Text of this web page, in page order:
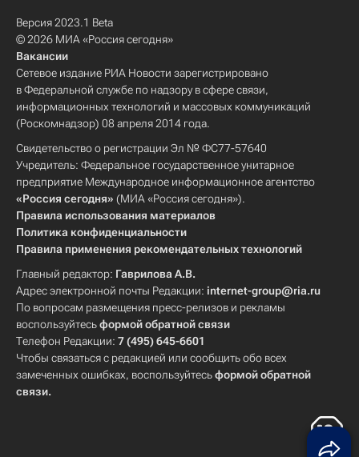
Версия 2023.1 Beta
© 2026 МИА «Россия сегодня»
Вакансии
Сетевое издание РИА Новости зарегистрировано
в Федеральной службе по надзору в сфере связи,
информационных технологий и массовых коммуникаций
(Роскомнадзор) 08 апреля 2014 года.
Свидетельство о регистрации Эл № ФС77-57640
Учредитель: Федеральное государственное унитарное
предприятие Международное информационное агентство
«Россия сегодня» (МИА «Россия сегодня»).
Правила использования материалов
Политика конфиденциальности
Правила применения рекомендательных технологий
Главный редактор: Гаврилова А.В.
Адрес электронной почты Редакции: internet-group@ria.ru
По вопросам размещения пресс-релизов и рекламы
воспользуйтесьформой обратной связи
Телефон Редакции: 7 (495) 645-6601
Чтобы связаться с редакцией или сообщить обо всех
замеченных ошибках, воспользуйтесьформой обратной
связи.